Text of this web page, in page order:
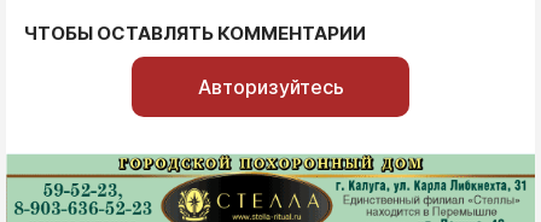
ЧТОБЫ ОСТАВЛЯТЬ КОММЕНТАРИИ
Авторизуйтесь